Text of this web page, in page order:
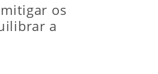
os
a